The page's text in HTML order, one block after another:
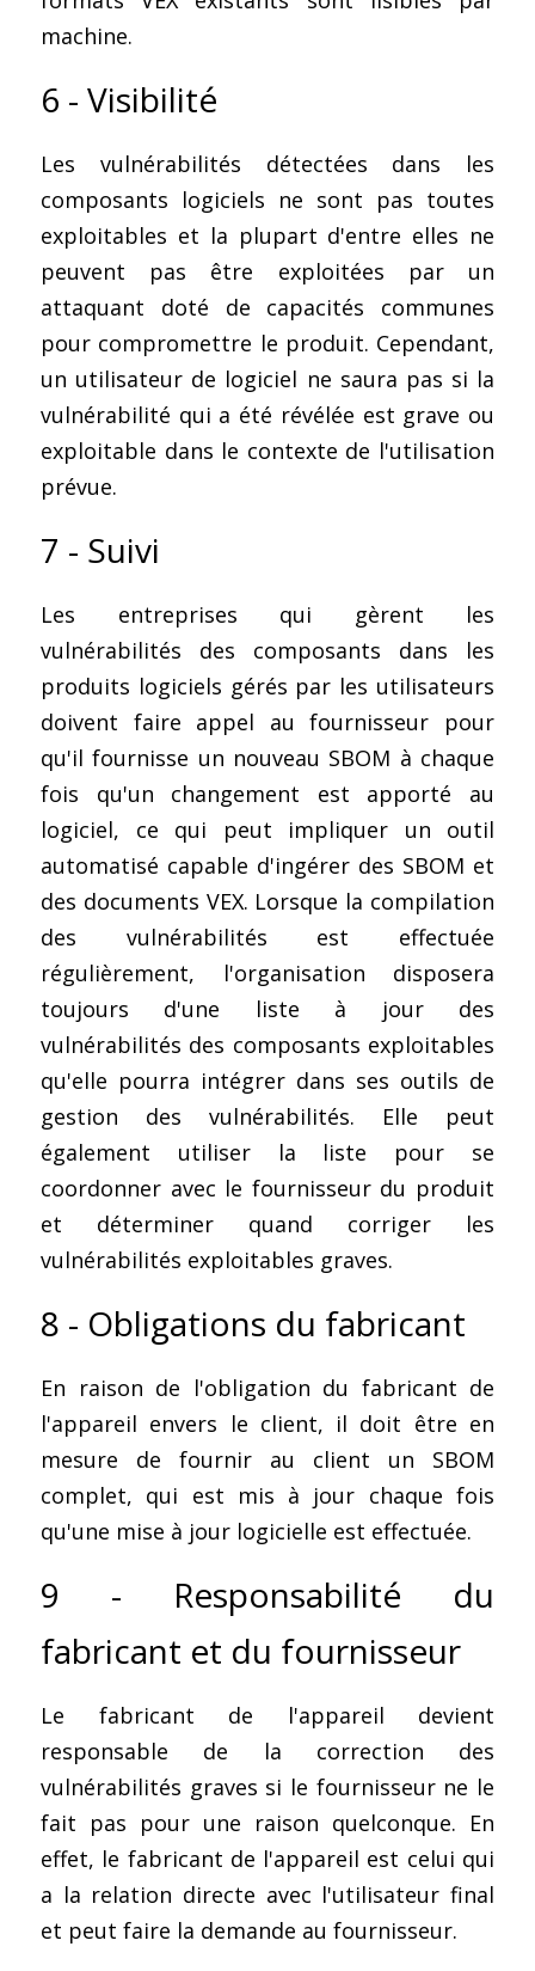
machine.
6 - Visibilité
Les vulnérabilités détectées dans les
composants logiciels ne sont pas toutes
exploitables et la plupart d'entre elles ne
peuvent pas être exploitées par un
attaquant doté de capacités communes
pour compromettre le produit. Cependant,
un utilisateur de logiciel ne saura pas si la
vulnérabilité qui a été révélée est grave ou
exploitable dans le contexte de l'utilisation
prévue.
7 - Suivi
Les entreprises qui gèrent les
vulnérabilités des composants dans les
produits logiciels gérés par les utilisateurs
doivent faire appel au fournisseur pour
qu'il fournisse un nouveau SBOM à chaque
fois qu'un changement est apporté au
logiciel, ce qui peut impliquer un outil
automatisé capable d'ingérer des SBOM et
des documents VEX. Lorsque la compilation
des vulnérabilités est effectuée
régulièrement, l'organisation disposera
toujours d'une liste à jour des
vulnérabilités des composants exploitables
qu'elle pourra intégrer dans ses outils de
gestion des vulnérabilités. Elle peut
également utiliser la liste pour se
coordonner avec le fournisseur du produit
et déterminer quand corriger les
vulnérabilités exploitables graves.
8 - Obligations du fabricant
En raison de l'obligation du fabricant de
l'appareil envers le client, il doit être en
mesure de fournir au client un SBOM
complet, qui est mis à jour chaque fois
qu'une mise à jour logicielle est effectuée.
9 - Responsabilité du
fabricant et du fournisseur
Le fabricant de l'appareil devient
responsable de la correction des
vulnérabilités graves si le fournisseur ne le
fait pas pour une raison quelconque. En
effet, le fabricant de l'appareil est celui qui
a la relation directe avec l'utilisateur final
et peut faire la demande au fournisseur.